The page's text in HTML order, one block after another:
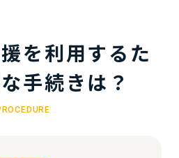
を利用するた
手続きは？